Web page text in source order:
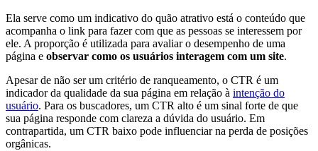
Ela serve como um indicativo do quão atrativo está o conteúdo que
acompanha o link para fazer com que as pessoas se interessem por
ele. A proporção é utilizada para avaliar o desempenho de uma
página e observar como os usuários interagem com um site.
Apesar de não ser um critério de ranqueamento, o CTR é um
indicador da qualidade da sua página em relação à intenção do
usuário. Para os buscadores, um CTR alto é um sinal forte de que
sua página responde com clareza a dúvida do usuário. Em
contrapartida, um CTR baixo pode influenciar na perda de posições
orgânicas.